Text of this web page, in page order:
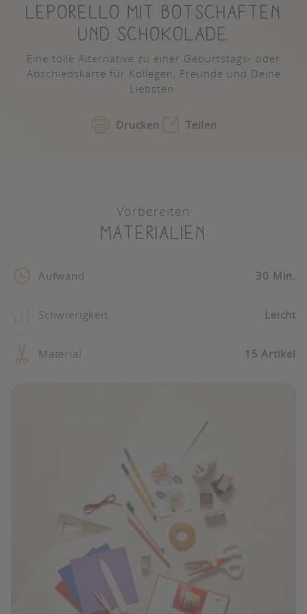
LEPORELLO MIT BOTSCHAFTEN
UND SCHOKOLADE
Eine tolle Alternative zu einer Geburtstags- oder
Abschiedskarte für Kollegen, Freunde und Deine
Liebsten.
Drucken Teilen
Vorbereiten
Materialien
Aufwand 30 Min.
Schwierigkeit Leicht
Material 15 Artikel